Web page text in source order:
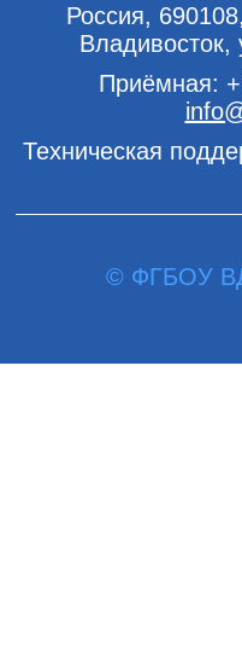
Россия,
Владивосток,
Приёмная:
Техническая
© ФГБОУ